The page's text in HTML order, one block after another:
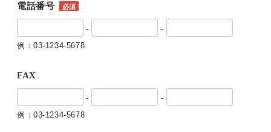
電話番号 必須
-
-
例：03-1234-5678
FAX
-
-
例：03-1234-5678